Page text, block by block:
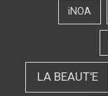
iNOA
LA BEAUT'E